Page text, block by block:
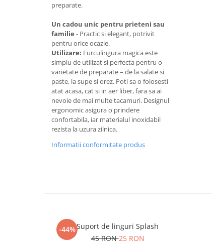
preparate.
Un cadou unic pentru prieteni sau
familie - Practic si elegant, potrivit
pentru orice ocazie.
Utilizare: Furculingura magica este
simplu de utilizat si perfecta pentru o
varietate de preparate – de la salate si
paste, la supe si orez. Poti sa o folosesti
atat acasa, cat si in aer liber, fara sa ai
nevoie de mai multe tacamuri. Designul
ergonomic asigura o prindere
confortabila, iar materialul inoxidabil
rezista la uzura zilnica.
Informatii conformitate produs
-44%Suport de linguri Splash
45 RON25 RON